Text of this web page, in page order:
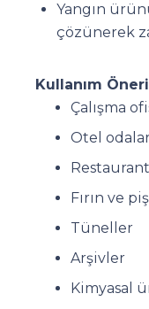
Yangın
çözünerek
Kullanım
Çalışma
Otel
Fırın ve
Tüneller
Arşivler
Kimyasal